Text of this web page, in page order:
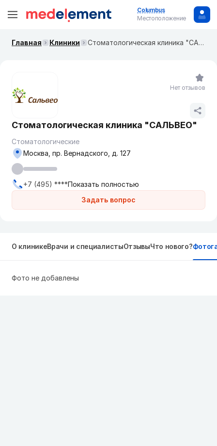
Columbus
Местоположение
Главная Клиники Стоматологическая клиника "САЛЬВЕО"
Стоматологическая клиника "САЛЬВЕО"
Стоматологические
Задать вопрос
Москва, пр. Вернадского, д. 127
+7 (495) ****Показать полностью
Нет отзывов
О клиникеВрачи и специалистыОтзывыЧто нового?
Фото не добавлены